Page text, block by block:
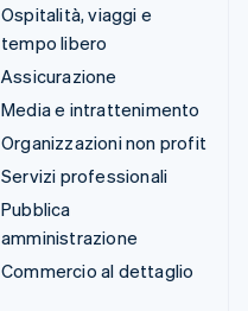
Ospitalità, viaggi e
tempo libero
Assicurazione
Media e intrattenimento
Organizzazioni non profit
Servizi professionali
Pubblica
amministrazione
Commercio al dettaglio